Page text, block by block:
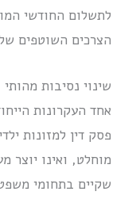
לתשלום החודשי
הצרכים השוטפים
שינוי נסיבות
אחד העקרונות
פסק דין למזונות
מוחלט, ואינו יוצר
שקיים בתחומי